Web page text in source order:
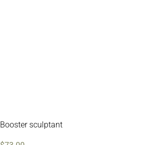
Booster sculptant